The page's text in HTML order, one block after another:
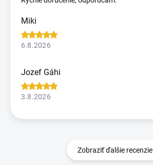
Miki
6.8.2026
Jozef Gáhi
3.8.2026
Zobraziť ďalšie recenzie